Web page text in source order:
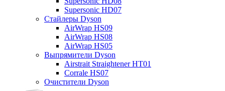
Supersonic HD07
Стайлеры Dyson
AirWrap HS09
AirWrap HS08
AirWrap HS05
Выпрямители Dyson
Airstrait Straightener HT01
Corrale HS07
Очистители Dyson